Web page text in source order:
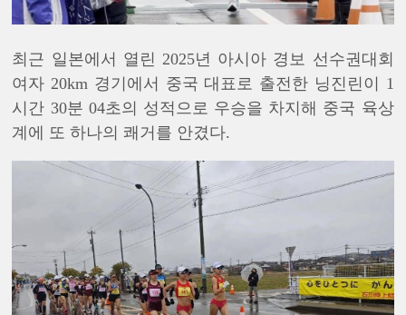
최근 일본에서 열린 2025년 아시아 경보 선수권대회
여자 20km 경기에서 중국 대표로 출전한 닝진린이 1
시간 30분 04초의 성적으로 우승을 차지해 중국 육상
계에 또 하나의 쾌거를 안겼다.